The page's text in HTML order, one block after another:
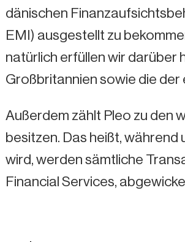
dänischen
EMI) ausgestellt zu
natürlich erfüllen wir darüber
Großbritannien sowie die
Außerdem zählt Pleo zu den
besitzen. Das heißt,
wird, werden sämtliche
Financial Services,